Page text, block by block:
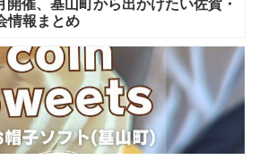
催、基山町から出かけたい佐賀・
情報まとめ